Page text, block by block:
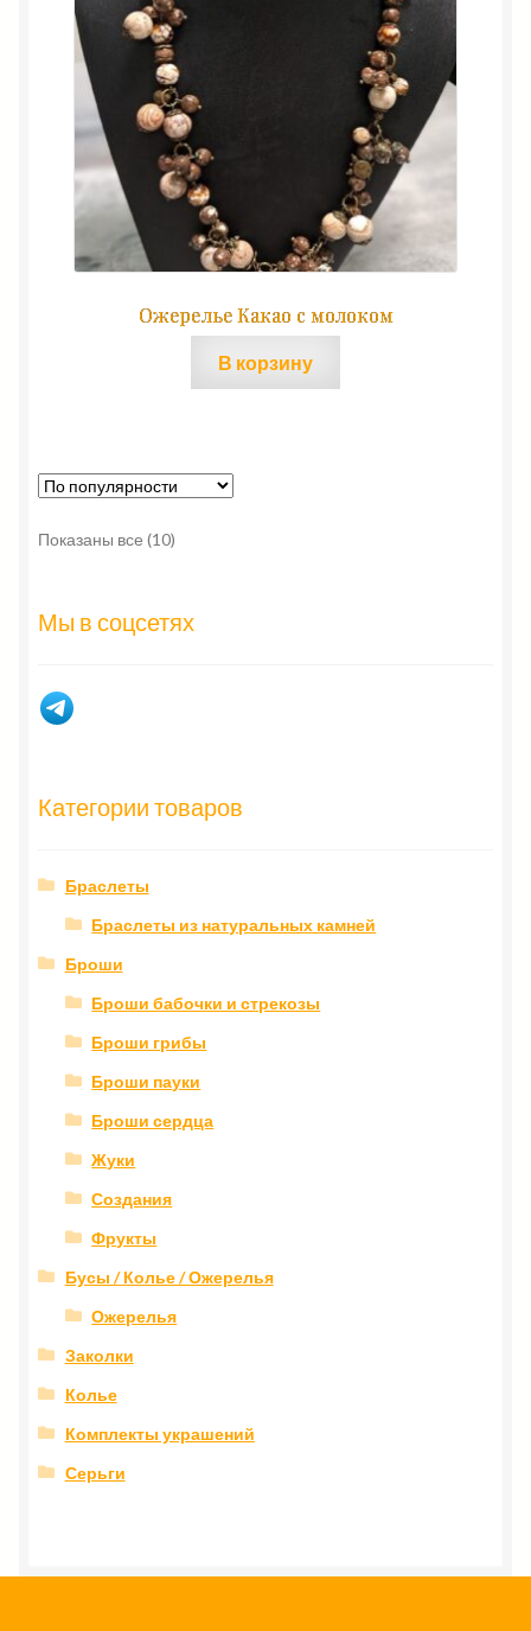
Ожерелье Какао с молоком
В корзину
Показаны все (10)
Мы в соцсетях
Категории товаров
Браслеты
Браслеты из натуральных камней
Броши
Броши бабочки и стрекозы
Броши грибы
Броши пауки
Броши сердца
Жуки
Создания
Фрукты
Бусы / Колье / Ожерелья
Ожерелья
Заколки
Колье
Комплекты украшений
Серьги